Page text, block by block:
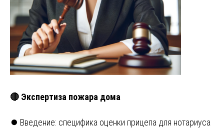
🔴 Экспертиза пожара дома
⏺️ Введение: специфика оценки прицепа для нотариуса